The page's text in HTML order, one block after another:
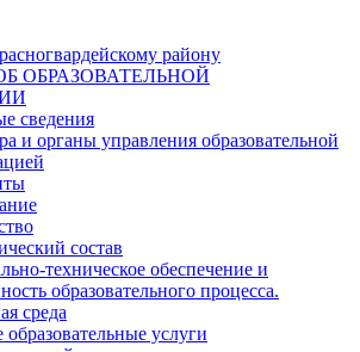
району
ОБРАЗОВАТЕЛЬНОЙ
сведения
и органы управления образовательной
состав
техническое обеспечение и
образовательного процесса.
среда
услуги